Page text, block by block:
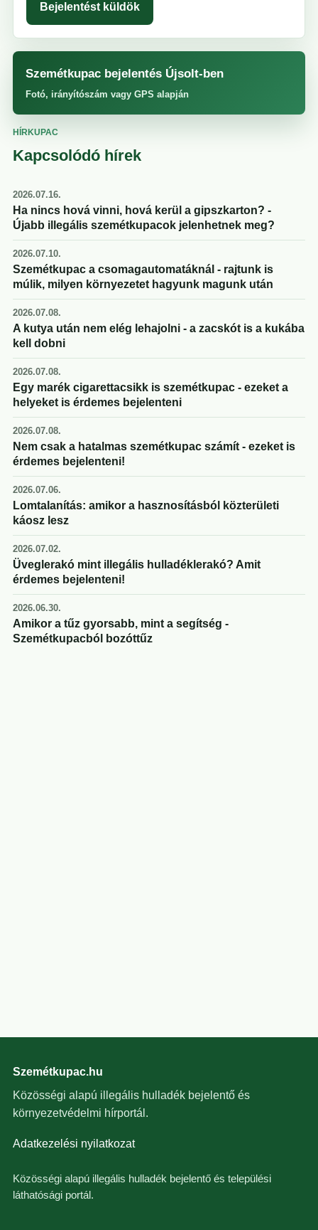
Bejelentést küldök
Szemétkupac bejelentés Újsolt-ben
Fotó, irányítószám vagy GPS alapján
HÍRKUPAC
Kapcsolódó hírek
2026.07.16.
Ha nincs hová vinni, hová kerül a gipszkarton? -
Újabb illegális szemétkupacok jelenhetnek meg?
2026.07.10.
Szemétkupac a csomagautomatáknál - rajtunk is
múlik, milyen környezetet hagyunk magunk után
2026.07.08.
A kutya után nem elég lehajolni - a zacskót is a kukába
kell dobni
2026.07.08.
Egy marék cigarettacsikk is szemétkupac - ezeket a
helyeket is érdemes bejelenteni
2026.07.08.
Nem csak a hatalmas szemétkupac számít - ezeket is
érdemes bejelenteni!
2026.07.06.
Lomtalanítás: amikor a hasznosításból közterületi
káosz lesz
2026.07.02.
Üveglerakó mint illegális hulladéklerakó? Amit
érdemes bejelenteni!
2026.06.30.
Amikor a tűz gyorsabb, mint a segítség -
Szemétkupacból bozóttűz
Szemétkupac.hu
Közösségi alapú illegális hulladék bejelentő és
környezetvédelmi hírportál.
Adatkezelési nyilatkozat
Közösségi alapú illegális hulladék bejelentő és települési
láthatósági portál.